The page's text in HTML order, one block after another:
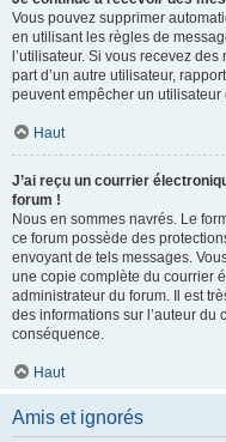
Vous pouvez supprimer
en utilisant les règles de
l’utilisateur. Si vous recevez
part d’un autre utilisateur,
peuvent empêcher un utilisateur
Haut
J’ai reçu un courrier
forum !
Nous en sommes navrés. Le
ce forum possède des
envoyant de tels messages.
une copie complète du courrier
administrateur du forum. Il est
des informations sur l’auteur
conséquence.
Haut
Amis et ignorés